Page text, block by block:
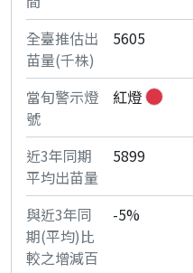
5605
紅燈
5899
-5%